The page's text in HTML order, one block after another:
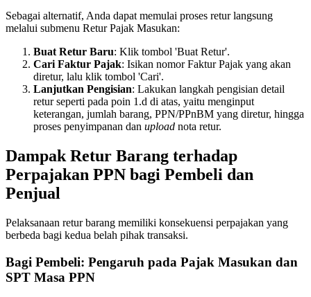
Sebagai alternatif, Anda dapat memulai proses retur langsung
melalui submenu Retur Pajak Masukan:
Buat Retur Baru: Klik tombol 'Buat Retur'.
Cari Faktur Pajak: Isikan nomor Faktur Pajak yang akan
diretur, lalu klik tombol 'Cari'.
Lanjutkan Pengisian: Lakukan langkah pengisian detail
retur seperti pada poin 1.d di atas, yaitu menginput
keterangan, jumlah barang, PPN/PPnBM yang diretur, hingga
proses penyimpanan dan upload nota retur.
Dampak Retur Barang terhadap
Perpajakan PPN bagi Pembeli dan
Penjual
Pelaksanaan retur barang memiliki konsekuensi perpajakan yang
berbeda bagi kedua belah pihak transaksi.
Bagi Pembeli: Pengaruh pada Pajak Masukan dan
SPT Masa PPN